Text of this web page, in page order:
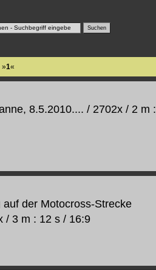
»1«
8.5.2010.... / 2702x / 2 m :
der Motocross-Strecke
/ 3 m : 12 s / 16:9